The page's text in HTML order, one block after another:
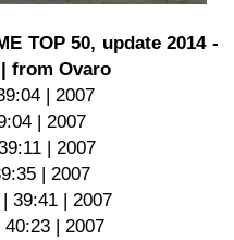
TOP 50, update 2014 -
| from Ovaro
| 2007
| 2007
| 2007
| 2007
39:41 | 2007
| 2007